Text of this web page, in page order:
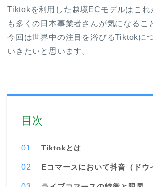
Tiktokを利用した越境ECモデルはこれ
も多くの日本事業者さんが気になるこ
今回は世界中の注目を浴びるTiktokに
いきたいと思います。
目次
Tiktokとは
Eコマースにおいて抖音（ドウ